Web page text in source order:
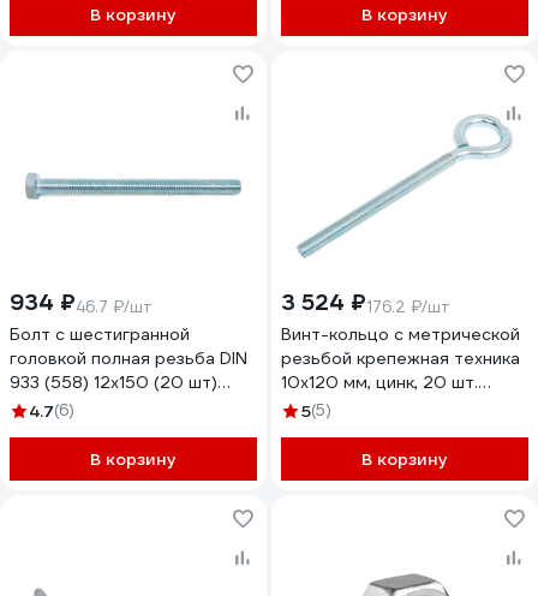
В корзину В корзину
934 ₽46.7 ₽/шт
Болт с шестигранной
головкой полная резьба DIN
933 (558) 12х150 (20 шт)
крепежная техника 493496
4.7(6)
В корзину
3 524 ₽176.2 ₽/шт
Винт-кольцо с метрической
резьбой крепежная техника
10x120 мм, цинк, 20 шт.
497238 БК
5(5)
В корзину